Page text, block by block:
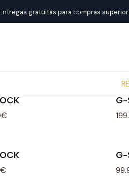
gratuitas para compras
G-
G-